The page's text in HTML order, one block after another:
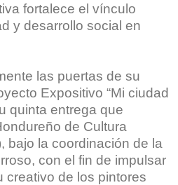
fortalece el vínculo
y desarrollo social en
las puertas de su
Expositivo “Mi ciudad
quinta entrega que
de Cultura
bajo la coordinación de la
con el fin de impulsar
creativo de los pintores